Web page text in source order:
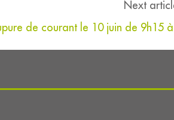
Next
de courant le 10 juin de 9h15